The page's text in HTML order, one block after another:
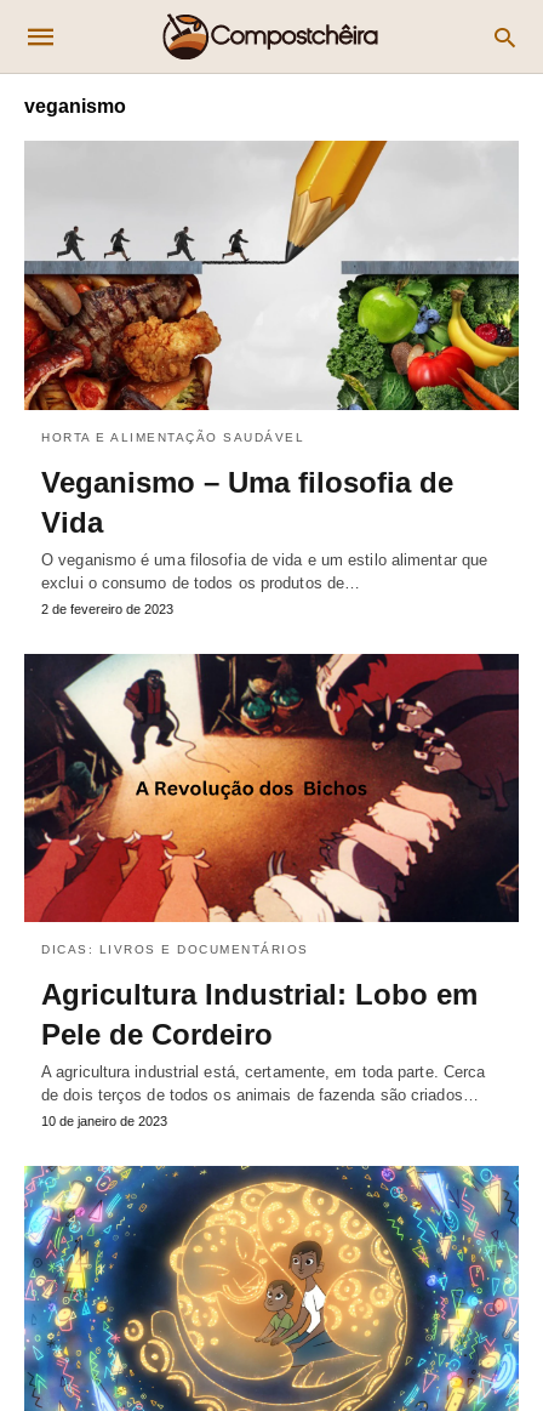
veganismo
HORTA E ALIMENTAÇÃO SAUDÁVEL
Veganismo – Uma filosofia de
Vida
O veganismo é uma filosofia de vida e um estilo alimentar que
exclui o consumo de todos os produtos de…
2 de fevereiro de 2023
DICAS: LIVROS E DOCUMENTÁRIOS
Agricultura Industrial: Lobo em
Pele de Cordeiro
A agricultura industrial está, certamente, em toda parte. Cerca
de dois terços de todos os animais de fazenda são criados…
10 de janeiro de 2023